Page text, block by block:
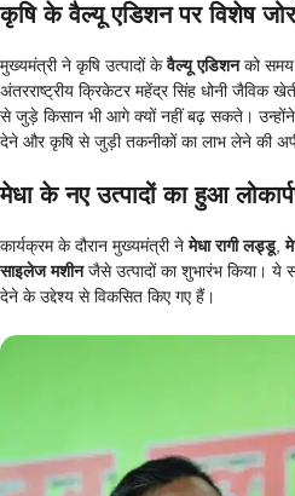
कृषि के वैल्यू एडिशन पर विशेष जोर
मुख्यमंत्री ने कृषि उत्पादों केवैल्यू एडिशनको समय
अंतरराष्ट्रीय क्रिकेटर महेंद्र सिंह धोनी जैविक
से जुड़े किसान भी आगे क्यों नहीं बढ़ सकते।
देने और कृषि से जुड़ी तकनीकों का लाभ लेने की
मेधा के नए उत्पादों का हुआ
कार्यक्रम के दौरान मुख्यमंत्री नेमेधा रागी लड्डू,
साइलेज मशीनजैसे उत्पादों का शुभारंभ किया। ये
देने के उद्देश्य से विकसित किए गए हैं।